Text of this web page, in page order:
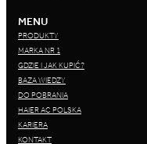
MENU
PRODUKTY
MARKA NR 1
GDZIE I JAK KUPIĆ?
BAZA WIEDZY
DO POBRANIA
HAIER AC POLSKA
KARIERA
KONTAKT